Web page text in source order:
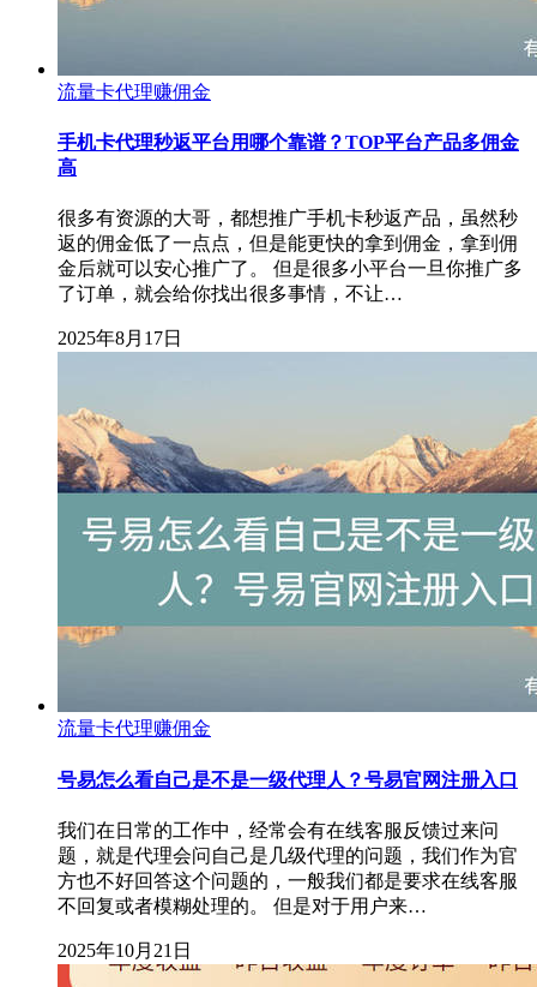
流量卡代理赚佣金
手机卡代理秒返平台用哪个靠谱？TOP平台产品多佣金
高
很多有资源的大哥，都想推广手机卡秒返产品，虽然秒
返的佣金低了一点点，但是能更快的拿到佣金，拿到佣
金后就可以安心推广了。 但是很多小平台一旦你推广多
了订单，就会给你找出很多事情，不让…
2025年8月17日
流量卡代理赚佣金
号易怎么看自己是不是一级代理人？号易官网注册入口
我们在日常的工作中，经常会有在线客服反馈过来问
题，就是代理会问自己是几级代理的问题，我们作为官
方也不好回答这个问题的，一般我们都是要求在线客服
不回复或者模糊处理的。 但是对于用户来…
2025年10月21日